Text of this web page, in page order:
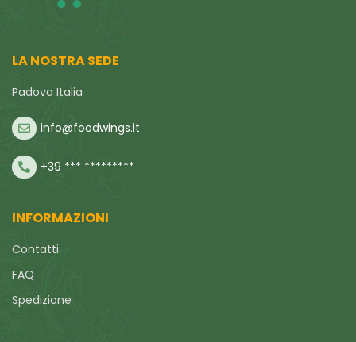
LA NOSTRA SEDE
Padova Italia
info@foodwings.it
+39 *** *********
INFORMAZIONI
Contatti
FAQ
Spedizione